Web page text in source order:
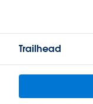
Trailhead